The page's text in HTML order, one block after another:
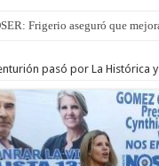
Frigerio aseguró que
Justicia suspende los
pasó por La Histórica